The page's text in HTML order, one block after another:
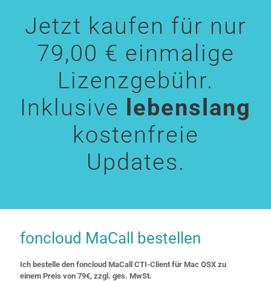
Jetzt kaufen für nur
79,00 € einmalige
Lizenzgebühr.
Inklusive
lebenslang
kostenfreie
Updates.
foncloud MaCall bestellen
Ich bestelle den foncloud MaCall CTI-Client für Mac OSX zu
einem Preis von 79€, zzgl. ges. MwSt.